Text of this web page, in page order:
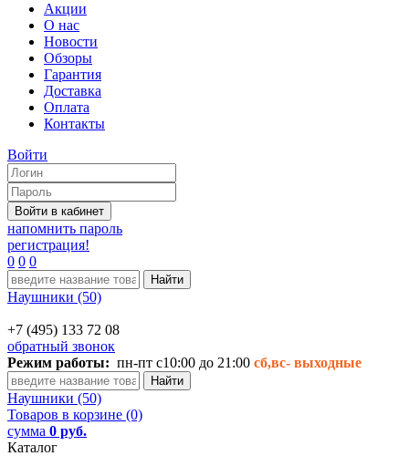
Акции
О нас
Новости
Обзоры
Гарантия
Доставка
Оплата
Контакты
Войти
напомнить пароль
регистрация!
0 0 0
Наушники (50)
+7 (495) 133 72 08
обратный звонок
Режим работы: пн-пт с10:00 до 21:00 сб,вс- выходные
Наушники (50)
Товаров в корзине (0)
сумма 0 руб.
Каталог